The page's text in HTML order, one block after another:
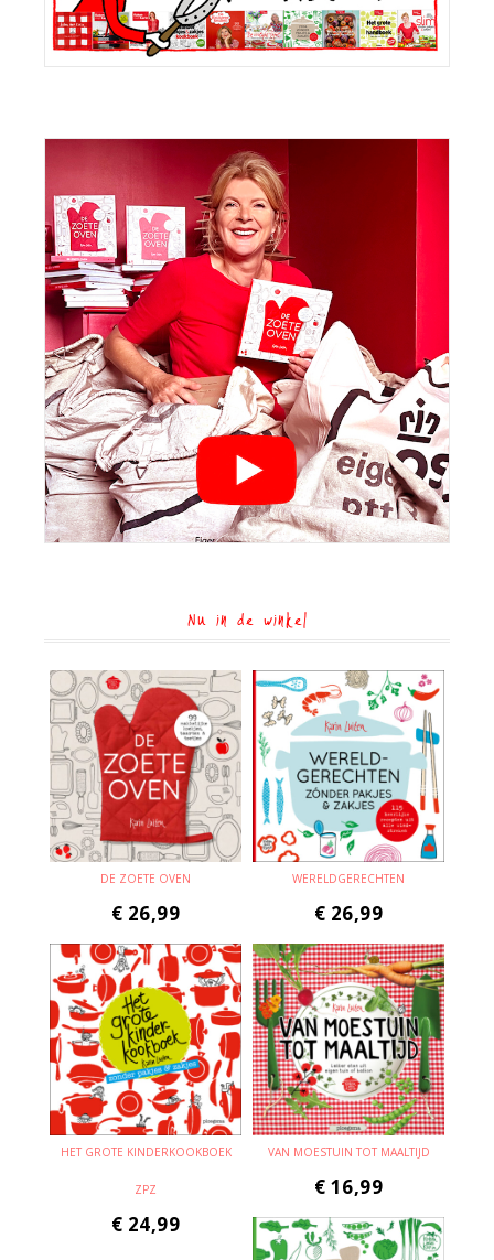
Nu in de winkel
DE ZOETE OVEN
€ 26,99
WERELDGERECHTEN
€ 26,99
HET GROTE KINDERKOOKBOEK
ZPZ
€ 24,99
VAN MOESTUIN TOT MAALTIJD
€ 16,99